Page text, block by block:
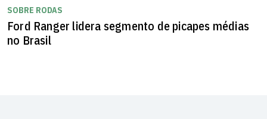
SOBRE RODAS
Ford Ranger lidera segmento de picapes médias
no Brasil